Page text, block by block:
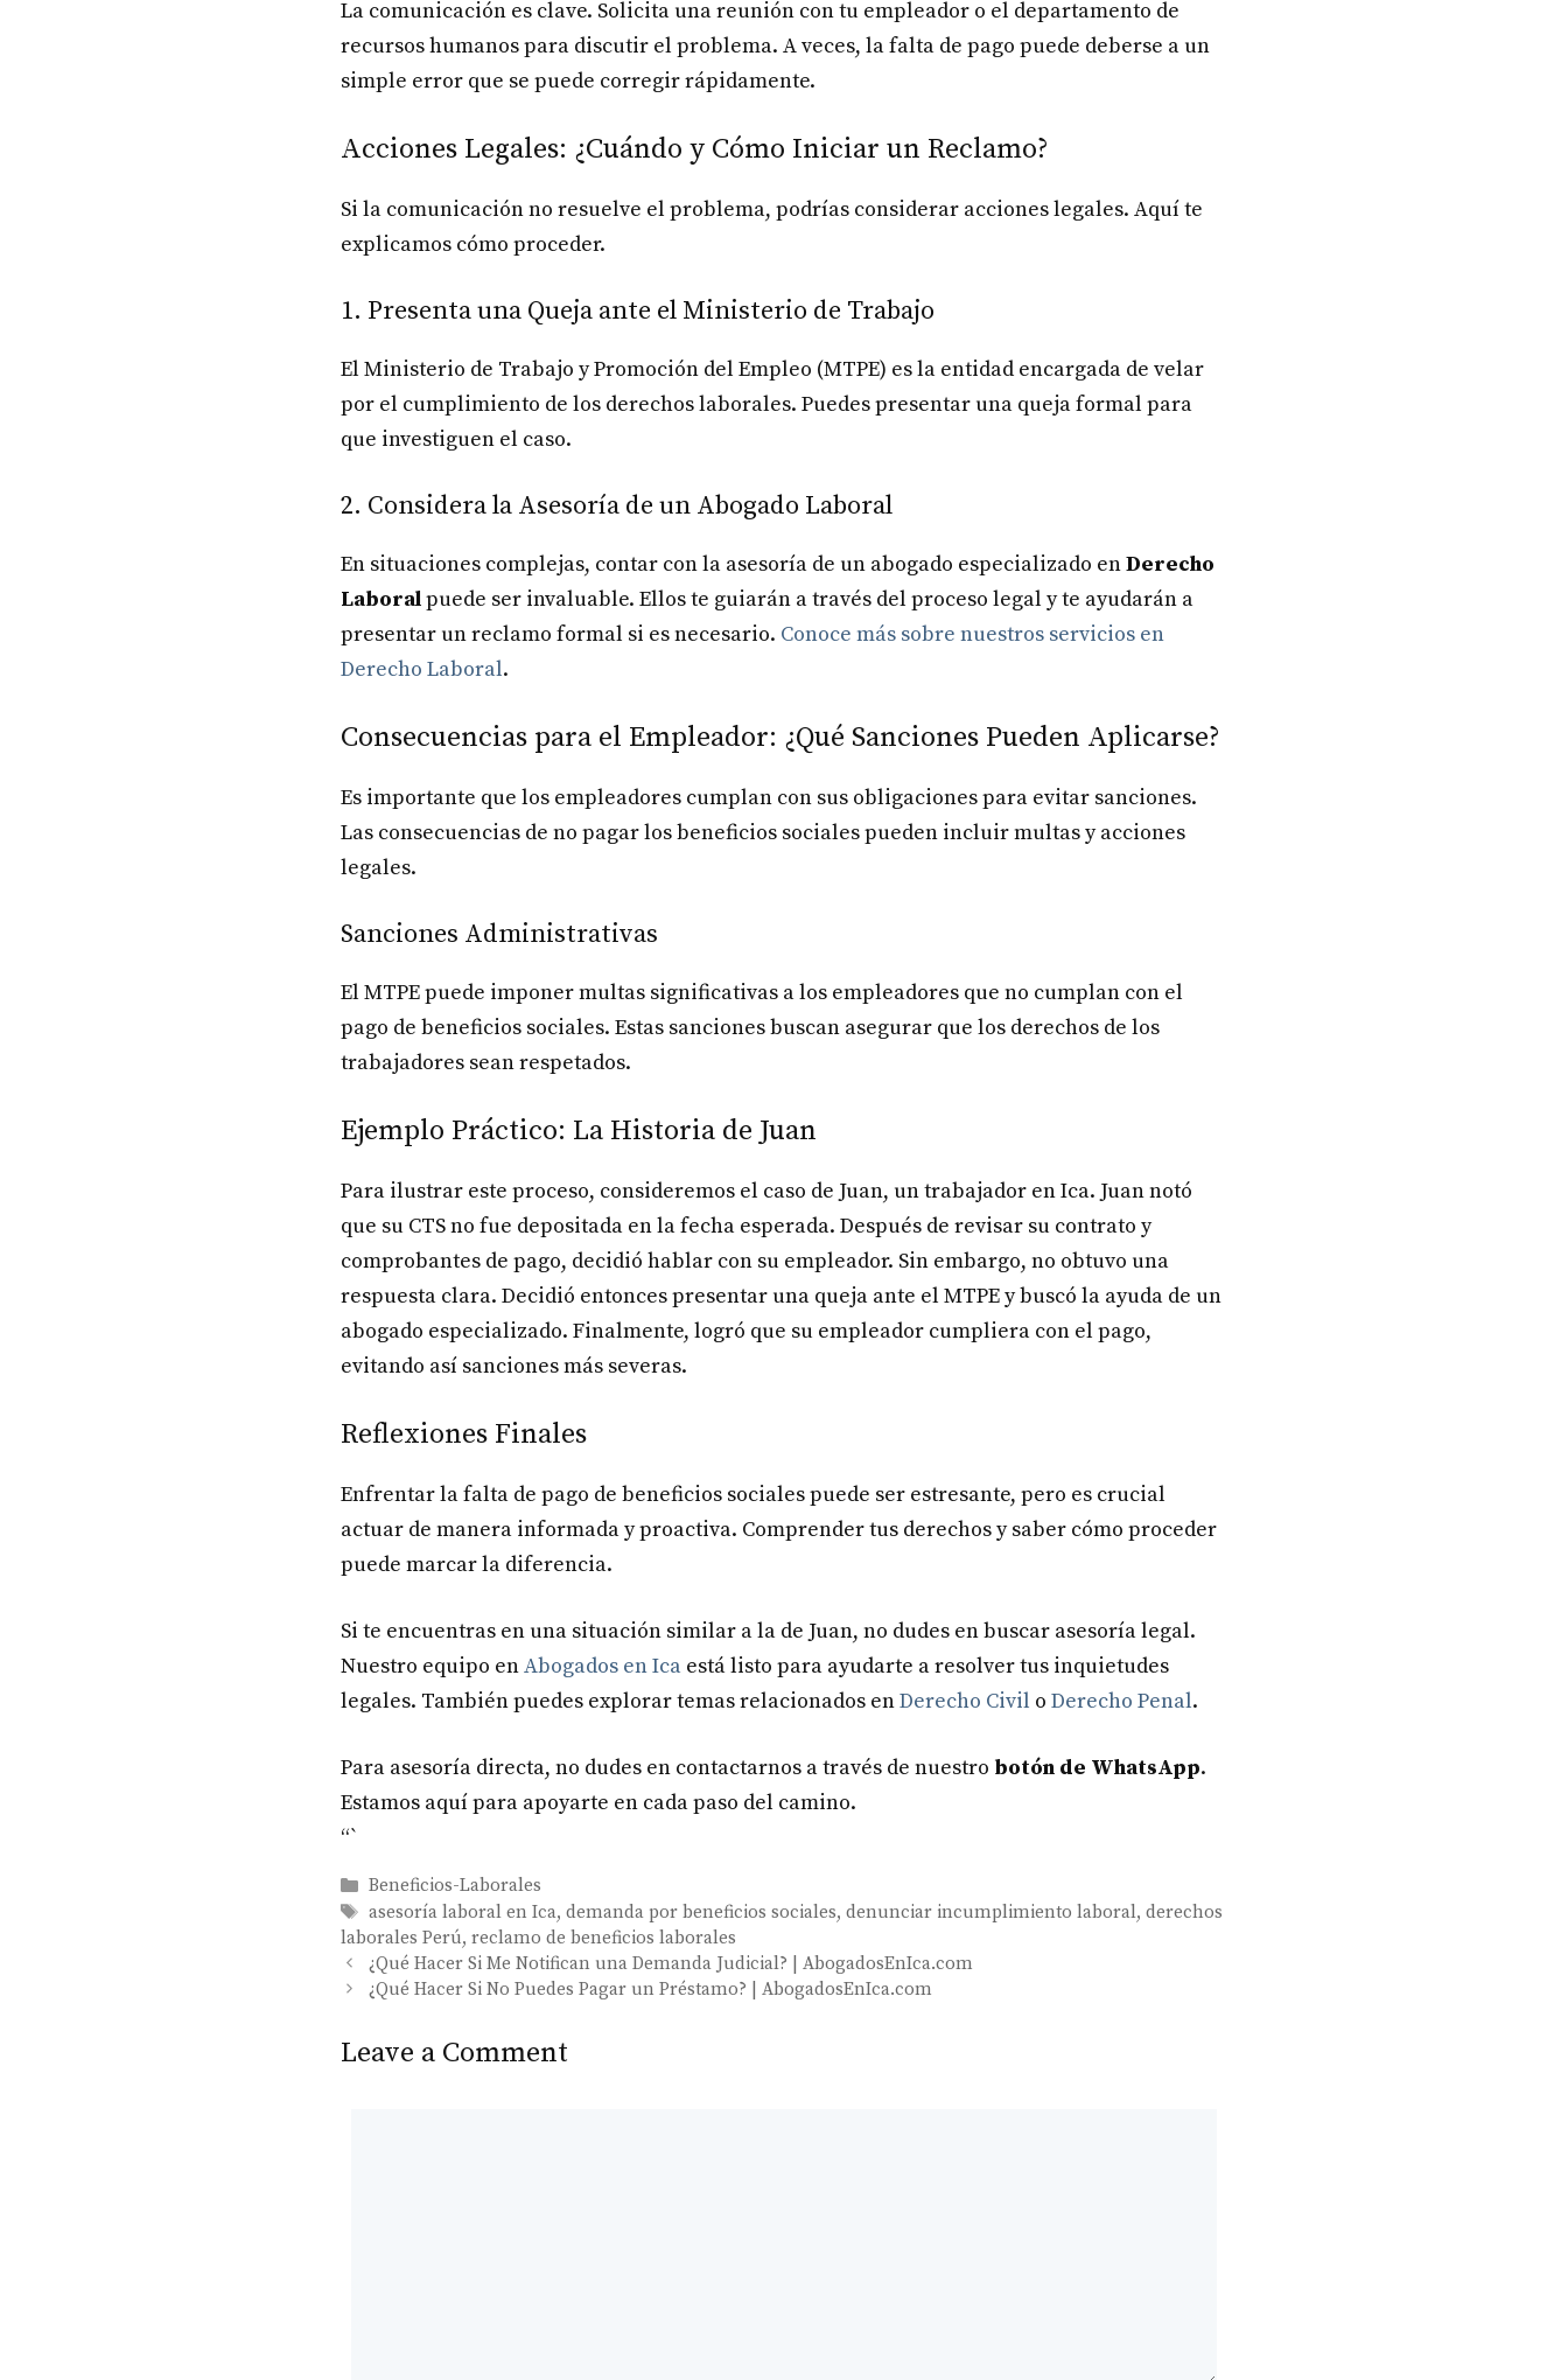
La comunicación es clave. Solicita una reunión con tu empleador o el departamento de
recursos humanos para discutir el problema. A veces, la falta de pago puede deberse a un
simple error que se puede corregir rápidamente.
Acciones Legales: ¿Cuándo y Cómo Iniciar un Reclamo?
Si la comunicación no resuelve el problema, podrías considerar acciones legales. Aquí te
explicamos cómo proceder.
1. Presenta una Queja ante el Ministerio de Trabajo
El Ministerio de Trabajo y Promoción del Empleo (MTPE) es la entidad encargada de velar
por el cumplimiento de los derechos laborales. Puedes presentar una queja formal para
que investiguen el caso.
2. Considera la Asesoría de un Abogado Laboral
En situaciones complejas, contar con la asesoría de un abogado especializado enDerecho
Laboralpuede ser invaluable. Ellos te guiarán a través del proceso legal y te ayudarán a
presentar un reclamo formal si es necesario. Conoce más sobre nuestros servicios en
Derecho Laboral.
Consecuencias para el Empleador: ¿Qué Sanciones Pueden Aplicarse?
Es importante que los empleadores cumplan con sus obligaciones para evitar sanciones.
Las consecuencias de no pagar los beneficios sociales pueden incluir multas y acciones
legales.
Sanciones Administrativas
El MTPE puede imponer multas significativas a los empleadores que no cumplan con el
pago de beneficios sociales. Estas sanciones buscan asegurar que los derechos de los
trabajadores sean respetados.
Ejemplo Práctico: La Historia de Juan
Para ilustrar este proceso, consideremos el caso de Juan, un trabajador en Ica. Juan notó
que su CTS no fue depositada en la fecha esperada. Después de revisar su contrato y
comprobantes de pago, decidió hablar con su empleador. Sin embargo, no obtuvo una
respuesta clara. Decidió entonces presentar una queja ante el MTPE y buscó la ayuda de un
abogado especializado. Finalmente, logró que su empleador cumpliera con el pago,
evitando así sanciones más severas.
Reflexiones Finales
Enfrentar la falta de pago de beneficios sociales puede ser estresante, pero es crucial
actuar de manera informada y proactiva. Comprender tus derechos y saber cómo proceder
puede marcar la diferencia.
Si te encuentras en una situación similar a la de Juan, no dudes en buscar asesoría legal.
Nuestro equipo enAbogados en Ica está listo para ayudarte a resolver tus inquietudes
legales. También puedes explorar temas relacionados enDerecho Civil o Derecho Penal.
Para asesoría directa, no dudes en contactarnos a través de nuestro botón de WhatsApp.
Estamos aquí para apoyarte en cada paso del camino.
“`
Categories
Beneficios-Laborales
Tags
asesoría laboral en Ica,demanda por beneficios sociales,denunciar incumplimiento laboral,derechos
laborales Perú, reclamo de beneficios laborales
¿Qué Hacer Si Me Notifican una Demanda Judicial? | AbogadosEnIca.com
¿Qué Hacer Si No Puedes Pagar un Préstamo? | AbogadosEnIca.com
Leave a Comment